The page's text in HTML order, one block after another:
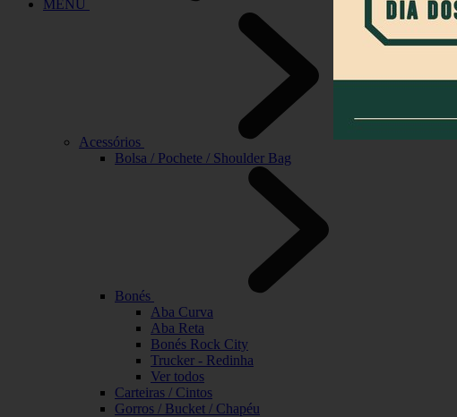
MENU
Acessórios
Bolsa / Pochete / Shoulder Bag
Bonés
Aba Curva
Aba Reta
Bonés Rock City
Trucker - Redinha
Ver todos
Carteiras / Cintos
Gorros / Bucket / Chapéu